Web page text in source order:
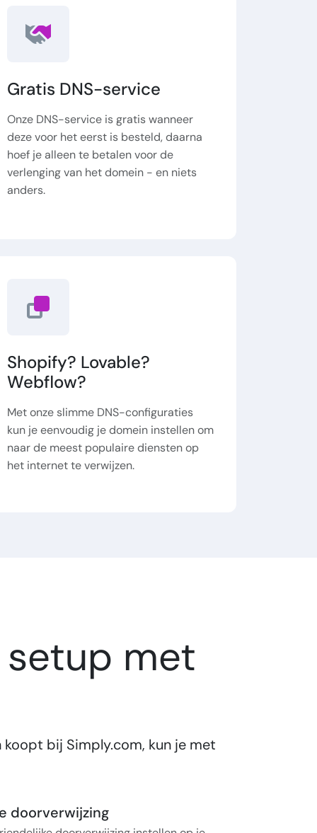
Gratis DNS-service
Onze DNS-service is gratis wanneer
deze voor het eerst is besteld, daarna
hoef je alleen te betalen voor de
verlenging van het domein - en niets
anders.
Shopify? Lovable?
Webflow?
Met onze slimme DNS-configuraties
kun je eenvoudig je domein instellen om
naar de meest populaire diensten op
het internet te verwijzen.
setup met
koopt bij Simply.com, kun je met
doorverwijzing